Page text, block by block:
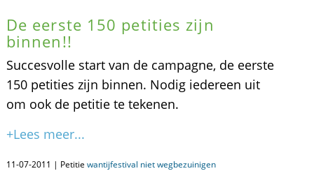
De eerste 150 petities zijn
binnen!!
Succesvolle start van de campagne, de eerste
150 petities zijn binnen. Nodig iedereen uit
om ook de petitie te tekenen.
+Lees meer...
11-07-2011 | Petitie wantijfestival niet wegbezuinigen